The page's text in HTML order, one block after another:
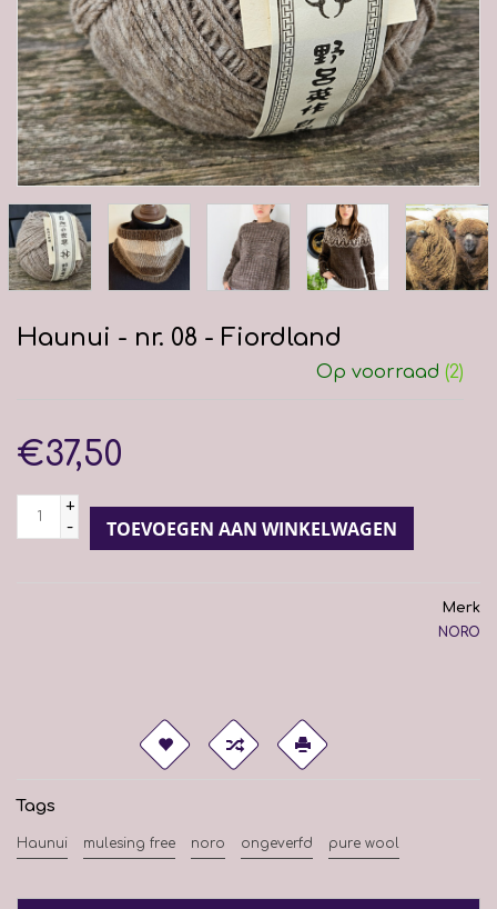
Haunui - nr. 08 - Fiordland
Op voorraad (2)
€37,50
+
-
TOEVOEGEN AAN WINKELWAGEN
Merk
NORO
Tags
Haunui mulesing free noro ongeverfd pure wool